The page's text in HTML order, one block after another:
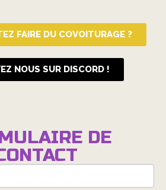
FAIRE DU COVOITURAGE ?
NOUS SUR DISCORD !
DE